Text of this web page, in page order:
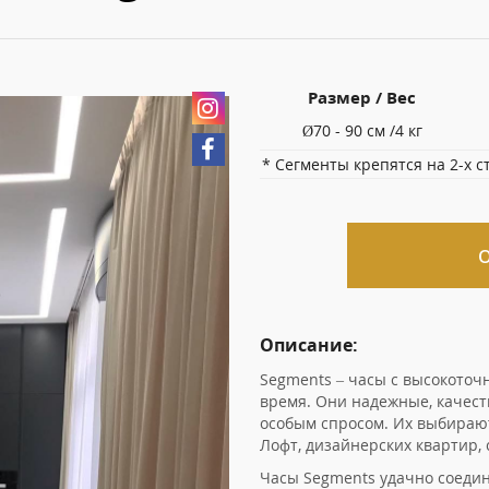
Размер / Вес
Ø70 - 90 см /4 кг
* Сегменты крепятся на 2-х
Описание:
Segments – часы с
время. Они надежные,
особым спросом. Их
Лофт, дизайнерских
Часы Segments удачно